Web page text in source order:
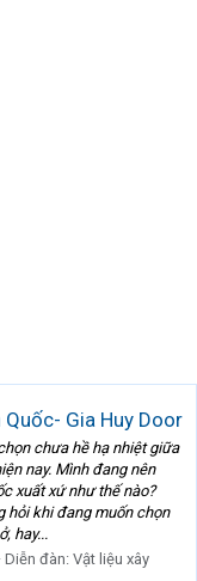
Quốc- Gia Huy Door
chưa hề hạ nhiệt giữa
nay. Mình đang nên
xuất xứ như thế nào?
hỏi khi đang muốn chọn
hay...
Diễn đàn: Vật liệu xây